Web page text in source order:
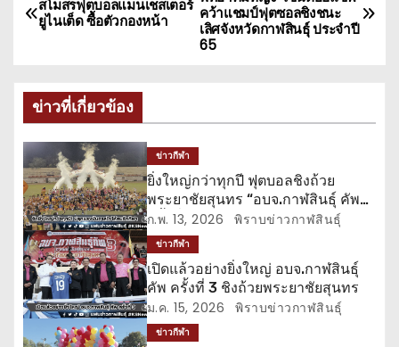
น
แ
น
ว
เ
รื่
อ
ง
คว้าแชมป์ฟุตซอลชิงชนะ
เลิศจังหวัดกาฬสินธุ์ ประจำปี
65
สโมสรฟุตบอลแมนเชสเตอร์
ยูไนเต็ด ซื้อตัวกองหน้า
ข่าวที่เกี่ยวข้อง
ข่าวกีฬา
ยิ่งใหญ่กว่าทุกปี ฟุตบอลชิงถ้วย
พระยาชัยสุนทร “อบจ.กาฬสินธุ์ คัพ
ครั้งที่ 3”
ก.พ. 13, 2026 พิราบข่าวกาฬสินธุ์
ข่าวกีฬา
เปิดแล้วอย่างยิ่งใหญ่ อบจ.กาฬสินธุ์
คัพ ครั้งที่ 3 ชิงถ้วยพระยาชัยสุนทร
ม.ค. 15, 2026 พิราบข่าวกาฬสินธุ์
ข่าวกีฬา